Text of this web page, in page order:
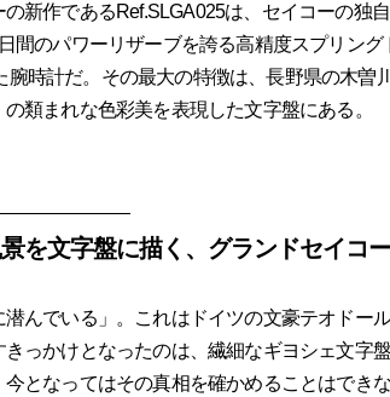
新作であるRef.SLGA025は、セイコーの独
間のパワーリザーブを誇る高精度スプリング
腕時計だ。その最大の特徴は、長野県の木曽
類まれな色彩美を表現した文字盤にある。
を文字盤に描く、グランドセイコ
潜んでいる」。これはドイツの文豪テオドー
っかけとなったのは、繊細なギヨシェ文字
となってはその真相を確かめることはでき